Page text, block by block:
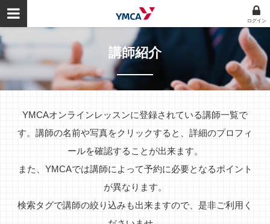
ログイン
講師紹介
YMCAオンラインレッスンに登録されている講師一覧で
す。講師の名前や写真をクリックすると、詳細のプロフィ
ールを確認することが出来ます。
また、YMCAでは講師によって予約に必要となるポイント
が異なります。
検索タグで講師の絞り込みも出来ますので、是非ご利用く